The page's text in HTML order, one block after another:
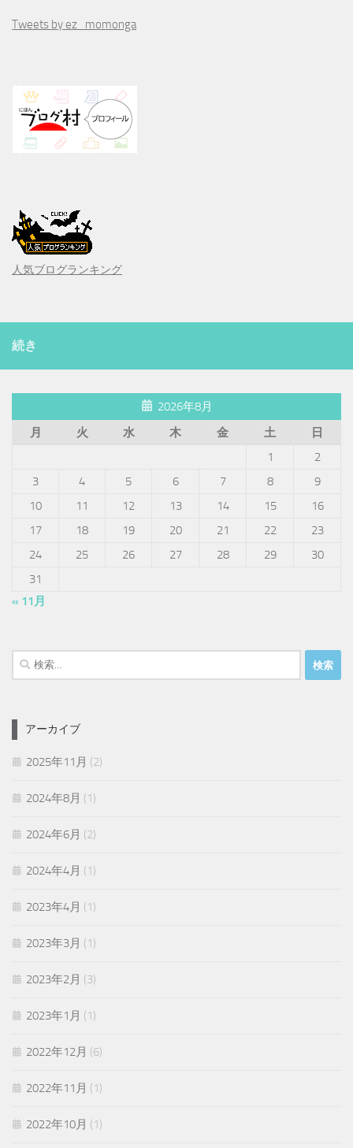
Tweets by ez_momonga
人気ブログランキング
続き
2026年8月
月
火 水 木 金 土
日
1
2
3
4 5 6 7 8
9
10
11 12 13 14 15
16
17
18 19 20 21 22
23
24
25 26 27 28 29
30
31
« 11月
検
索:
アーカイブ
2025年11月 (2)
2024年8月 (1)
2024年6月 (2)
2024年4月 (1)
2023年4月 (1)
2023年3月 (1)
2023年2月 (3)
2023年1月 (1)
2022年12月 (6)
2022年11月 (1)
2022年10月 (1)